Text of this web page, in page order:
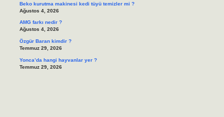
Beko kurutma makinesi kedi tüyü temizler mi ?
Ağustos 4, 2026
AMG farkı nedir ?
Ağustos 4, 2026
Özgür Baran kimdir ?
Temmuz 29, 2026
Yonca’da hangi hayvanlar yer ?
Temmuz 29, 2026